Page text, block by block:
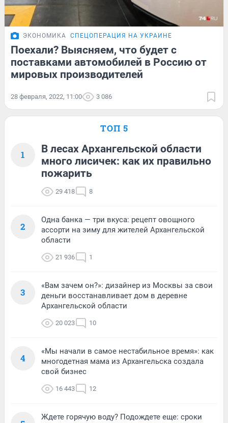
ЭКОНОМИКА СПЕЦОПЕРАЦИЯ НА УКРАИНЕ
Поехали? Выясняем, что будет с
поставками автомобилей в Россию от
мировых производителей
28 февраля, 2022, 11:00 3 086
ТОП 5
1
В лесах Архангельской области
много лисичек: как их правильно
пожарить
29 418 8
2
Одна банка — три вкуса: рецепт овощного
ассорти на зиму для жителей Архангельской
области
21 936 1
3
«Вам зачем он?»: дизайнер из Москвы за свои
деньги восстанавливает дом в деревне
Архангельской области
20 023 10
4
«Мы начали в самое нестабильное время»: как
многодетная мама из Архангельска создала
свой бизнес
16 443 12
Ждете горячую воду? Подождете еще: сроки